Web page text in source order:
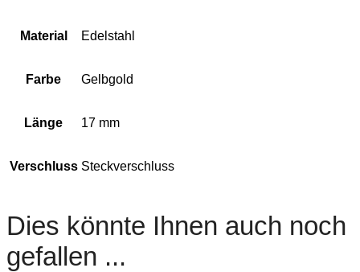
Material Edelstahl
Farbe Gelbgold
Länge 17 mm
Verschluss Steckverschluss
Dies könnte Ihnen auch noch
gefallen ...